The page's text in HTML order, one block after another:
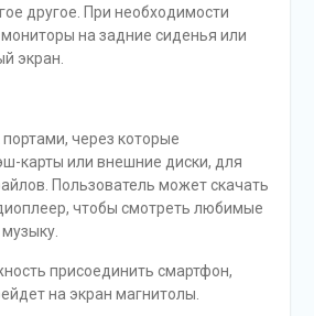
другое. При необходимости
на задние сиденья или
экран.
через которые
карты или внешние диски, для
Пользователь может скачать
чтобы смотреть любимые
присоединить смартфон,
на экран магнитолы.